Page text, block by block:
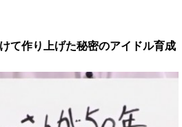
て作り上げた秘密のアイドル育成